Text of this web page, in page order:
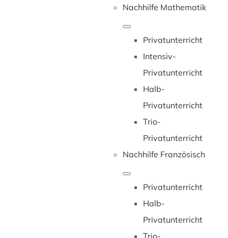
Nachhilfe Mathematik
Privatunterricht
Intensiv-
Privatunterricht
Halb-
Privatunterricht
Trio-
Privatunterricht
Nachhilfe Französisch
Privatunterricht
Halb-
Privatunterricht
Trio-